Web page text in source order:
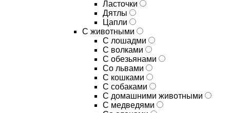
Ласточки
Дятлы
Цапли
С животными
С лошадми
С волками
С обезьянами
Со львами
С кошками
С собаками
С домашними животными
С медведями